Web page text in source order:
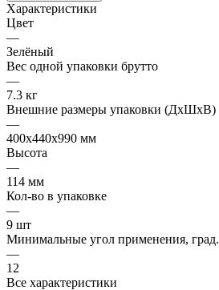
Характеристики
Цвет
—
Зелёный
Вес одной упаковки брутто
—
7.3 кг
Внешние размеры упаковки (ДхШхВ)
—
400х440х990 мм
Высота
—
114 мм
Кол-во в упаковке
—
9 шт
Минимальные угол применения, град.
—
12
Все характеристики